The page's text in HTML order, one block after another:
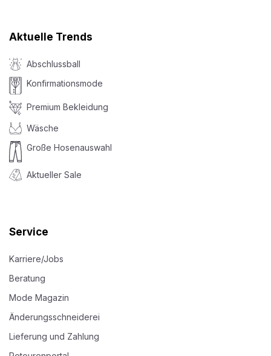
Aktuelle Trends
Abschlussball
Konfirmationsmode
Premium Bekleidung
Wäsche
Große Hosenauswahl
Aktueller Sale
Service
Karriere/Jobs
Beratung
Mode Magazin
Änderungsschneiderei
Lieferung und Zahlung